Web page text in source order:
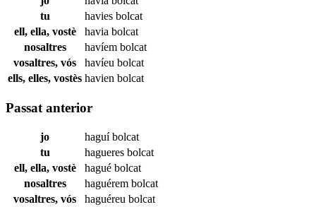
tu
havies bolcat
ell, ella, vostè
havia bolcat
nosaltres
havíem bolcat
vosaltres, vós
havíeu bolcat
ells, elles, vostès havien bolcat
Passat anterior
jo haguíbolcat
tu
hagueres bolcat
ell, ella, vostè
hagué bolcat
nosaltres
haguérem bolcat
vosaltres, vós
haguéreu bolcat